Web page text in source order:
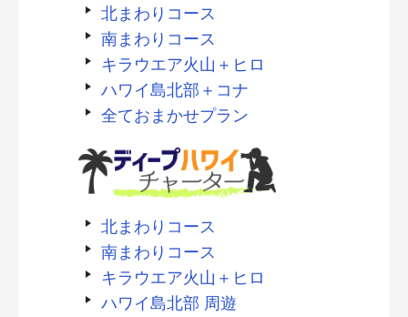
北まわりコース
南まわりコース
キラウエア火山＋ヒロ
ハワイ島北部＋コナ
全ておまかせプラン
北まわりコース
南まわりコース
キラウエア火山＋ヒロ
ハワイ島北部 周遊